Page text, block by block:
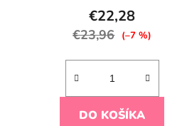
€22,28
€23,96 (–7 %)
DO KOŠÍKA